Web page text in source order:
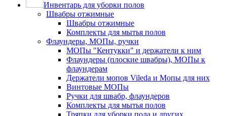
Инвентарь для уборки полов
Швабры отжимные
Швабры отжимные
Комплекты для мытья полов
Флаундеры, МОПы, ручки
МОПы "Кентукки" и держатели к ним
Флаундеры (плоские швабры), МОПы к
флаундерам
Держатели мопов Vileda и Мопы для них
Винтовые МОПы
Ручки для швабр, флаундеров
Комплекты для мытья полов
Тряпки для уборки пола и других